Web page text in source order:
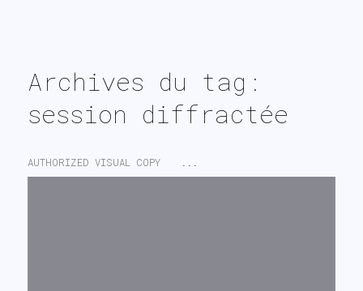
Archives du tag:
session diffractée
AUTHORIZED VISUAL COPY ...